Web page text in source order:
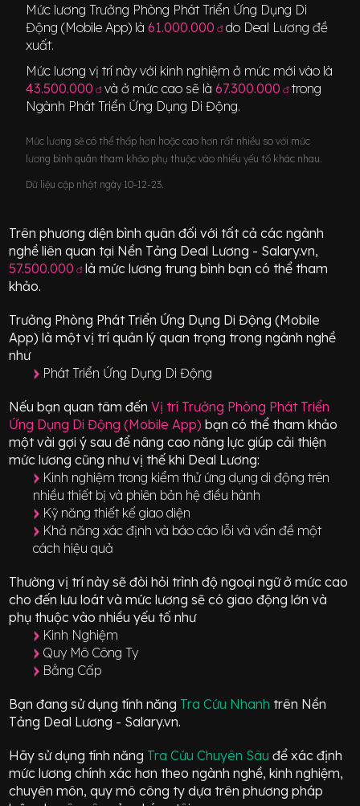
Mức lươngTrưởng Phòng Phát Triển Ứng Dụng Di
Động (Mobile App) là61.000.000 đdo Deal Lương đề
xuất.
Mức lương vị trí này với kinh nghiệm ở mức mới vào là
43.500.000 đ và ở mức cao sẽ là67.300.000 đ trong
Ngành Phát Triển Ứng Dụng Di Động.
Mức lương sẽ có thể thấp hơn hoặc cao hơn rất nhiều so với mức
lương bình quân tham khảo phụ thuộc vào nhiều yếu tố khác nhau.
Dữ liệu cập nhật ngày 10-12-23.
Trên phương diện bình quân đối với tất cả các ngành
nghề liên quan tại Nền Tảng Deal Lương - Salary.vn,
57.500.000 đlà mức lương trung bình bạn có thể tham
khảo.
Trưởng Phòng Phát Triển Ứng Dụng Di Động (Mobile
App) là một vị tríquản lý quan trọng trong ngành nghề
như
Phát Triển Ứng Dụng Di Động
Nếu bạn quan tâm đến Vị trí Trưởng Phòng Phát Triển
Ứng Dụng Di Động (Mobile App) bạn có thể tham khảo
một vài gợi ý sau để nâng cao năng lực giúp cải thiện
mức lương cũng như vị thế khi Deal Lương:
Kinh nghiệm trong kiểm thử ứng dụng di động trên
nhiều thiết bị và phiên bản hệ điều hành
Kỹ năng thiết kế giao diện
Khả năng xác định và báo cáo lỗi và vấn đề một
cách hiệu quả
Thường vị trí này sẽ đòi hỏi trình độ ngoại ngữ ở mứccao
cho đến lưu loát và mức lương sẽ có giao độnglớn và
phụ thuộc vào nhiều yếu tố như
Kinh Nghiệm
Quy Mô Công Ty
Bằng Cấp
Bạn đang sử dụng tính năng Tra Cứu Nhanh trên Nền
Tảng Deal Lương - Salary.vn.
Hãy sử dụng tính năng Tra Cứu Chuyên Sâuđể xác định
mức lương chính xác hơn theo ngành nghề, kinh nghiệm,
chuyên môn, quy mô công ty dựa trên phương pháp